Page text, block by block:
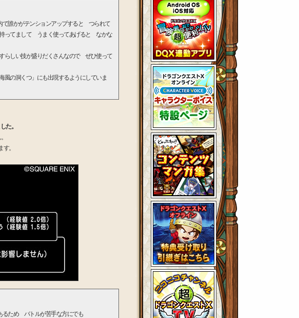
誰かがテンションアップすると つられて
ってまして うまく使ってあげると なかな
らしい技が盛りだくさんなので ぜひ使って
の洞くつ」にも出現するようにしていま
た。
。
るため バトルが苦手な方にでも